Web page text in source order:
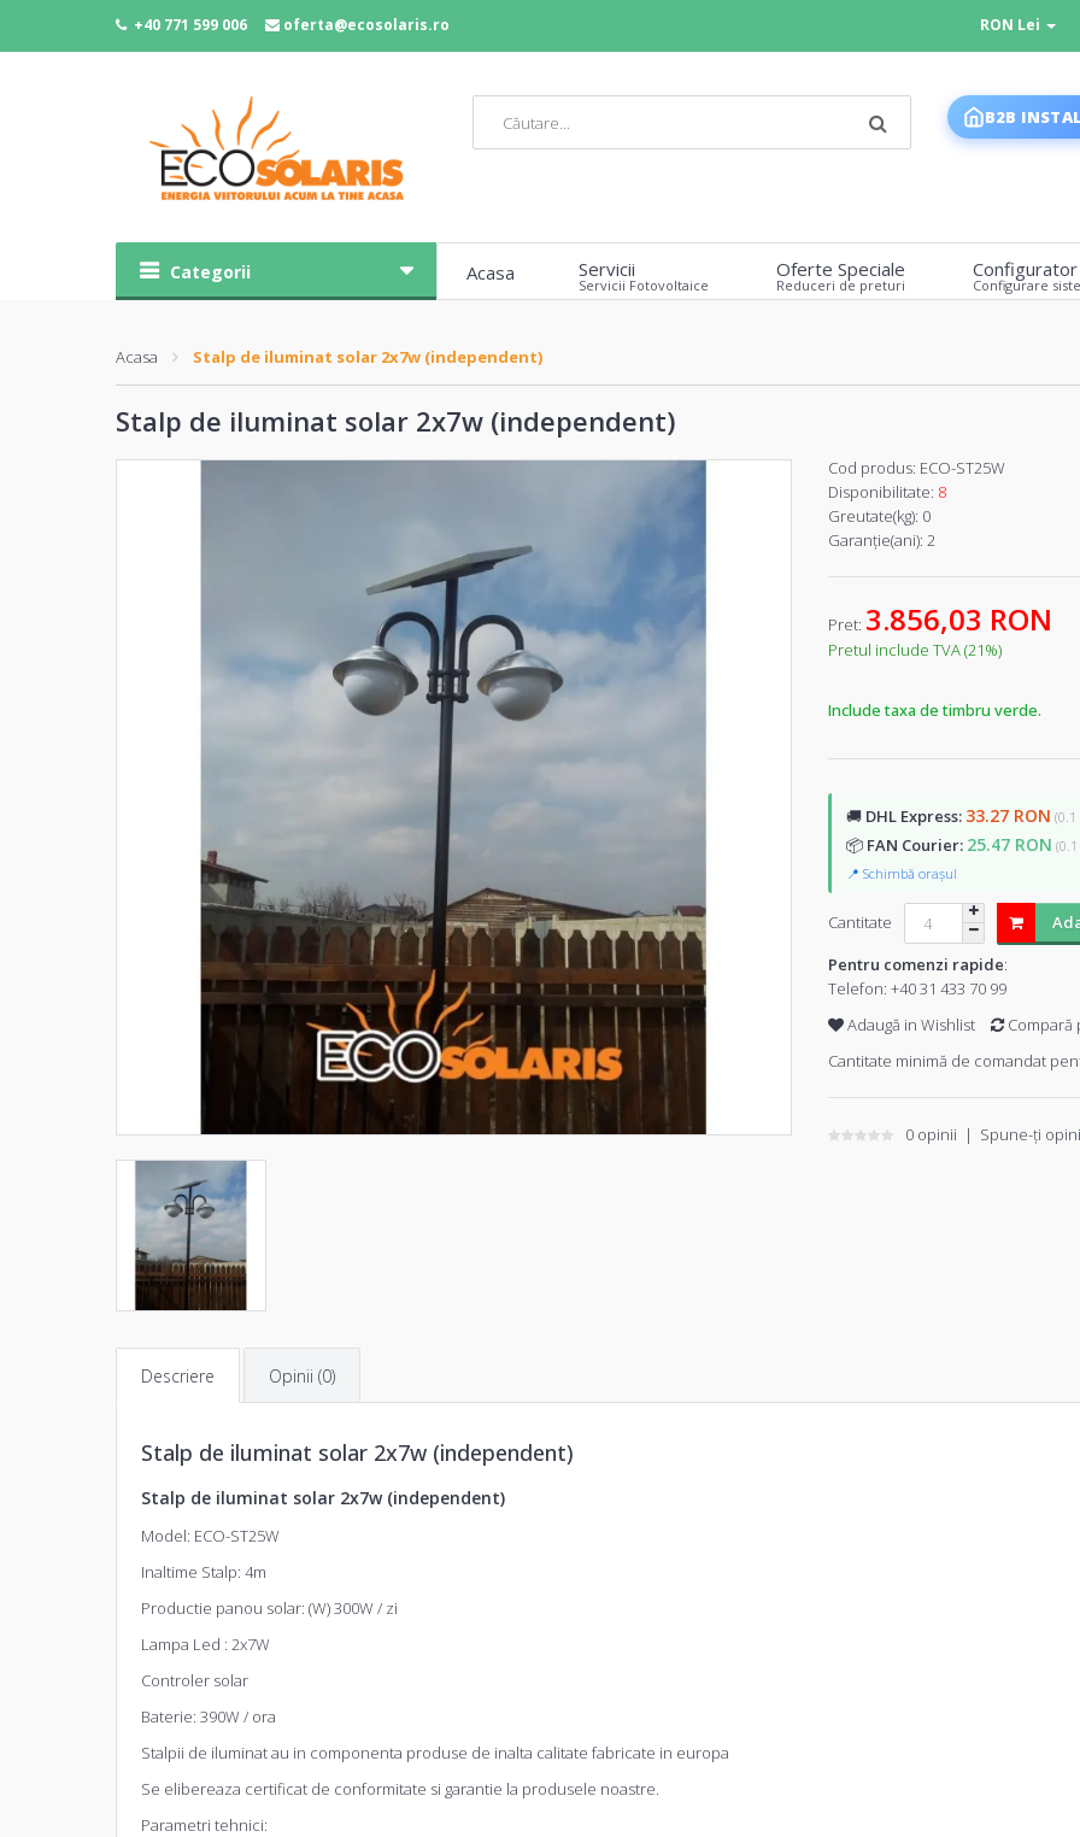
+40 771 599 006 oferta@ecosolaris.ro RON Lei
B2B
Categorii Acasa Servicii
Servicii Fotovoltaice
Oferte Speciale
Reduceri de preturi
Configurator
Configurare
Acasa Stalp de iluminat solar 2x7w (independent)
Stalp de iluminat solar 2x7w (independent)
Cod produs: ECO-ST25W
Disponibilitate: 8
Greutate(kg): 0
Garanţie(ani): 2
Pret: 3.856,03 RON
Pretul include TVA (21%)
Include taxa de timbru verde.
🚚 DHL Express: 33.27 RON (0.1
📦 FAN Courier: 25.47 RON
📍 Schimbă orașul
Cantitate
Pentru comenzi rapide:
Telefon: +40 31 433 70 99
Adaugă in Wishlist
Compară
Cantitate minimă de comandat
0 opinii | Spune-ţi
Descriere Opinii (0)
Stalp de iluminat solar 2x7w (independent)
Stalp de iluminat solar 2x7w (independent)
Model: ECO-ST25W
Inaltime Stalp: 4m
Productie panou solar: (W) 300W / zi
Lampa Led : 2x7W
Controler solar
Baterie: 390W / ora
Stalpii de iluminat au in componenta produse de inalta calitate fabricate in europa
Se elibereaza certificat de conformitate si garantie la produsele noastre.
Parametri tehnici: